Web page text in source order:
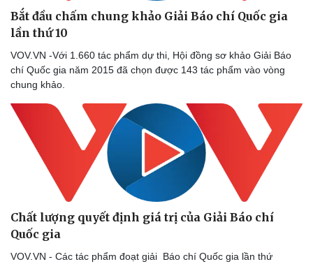
Bắt đầu chấm chung khảo Giải Báo chí Quốc gia
lần thứ 10
VOV.VN -Với 1.660 tác phẩm dự thi, Hội đồng sơ khảo Giải Báo
chí Quốc gia năm 2015 đã chọn được 143 tác phẩm vào vòng
chung khảo.
Chất lượng quyết định giá trị của Giải Báo chí
Quốc gia
VOV.VN - Các tác phẩm đoạt giải Báo chí Quốc gia lần thứ